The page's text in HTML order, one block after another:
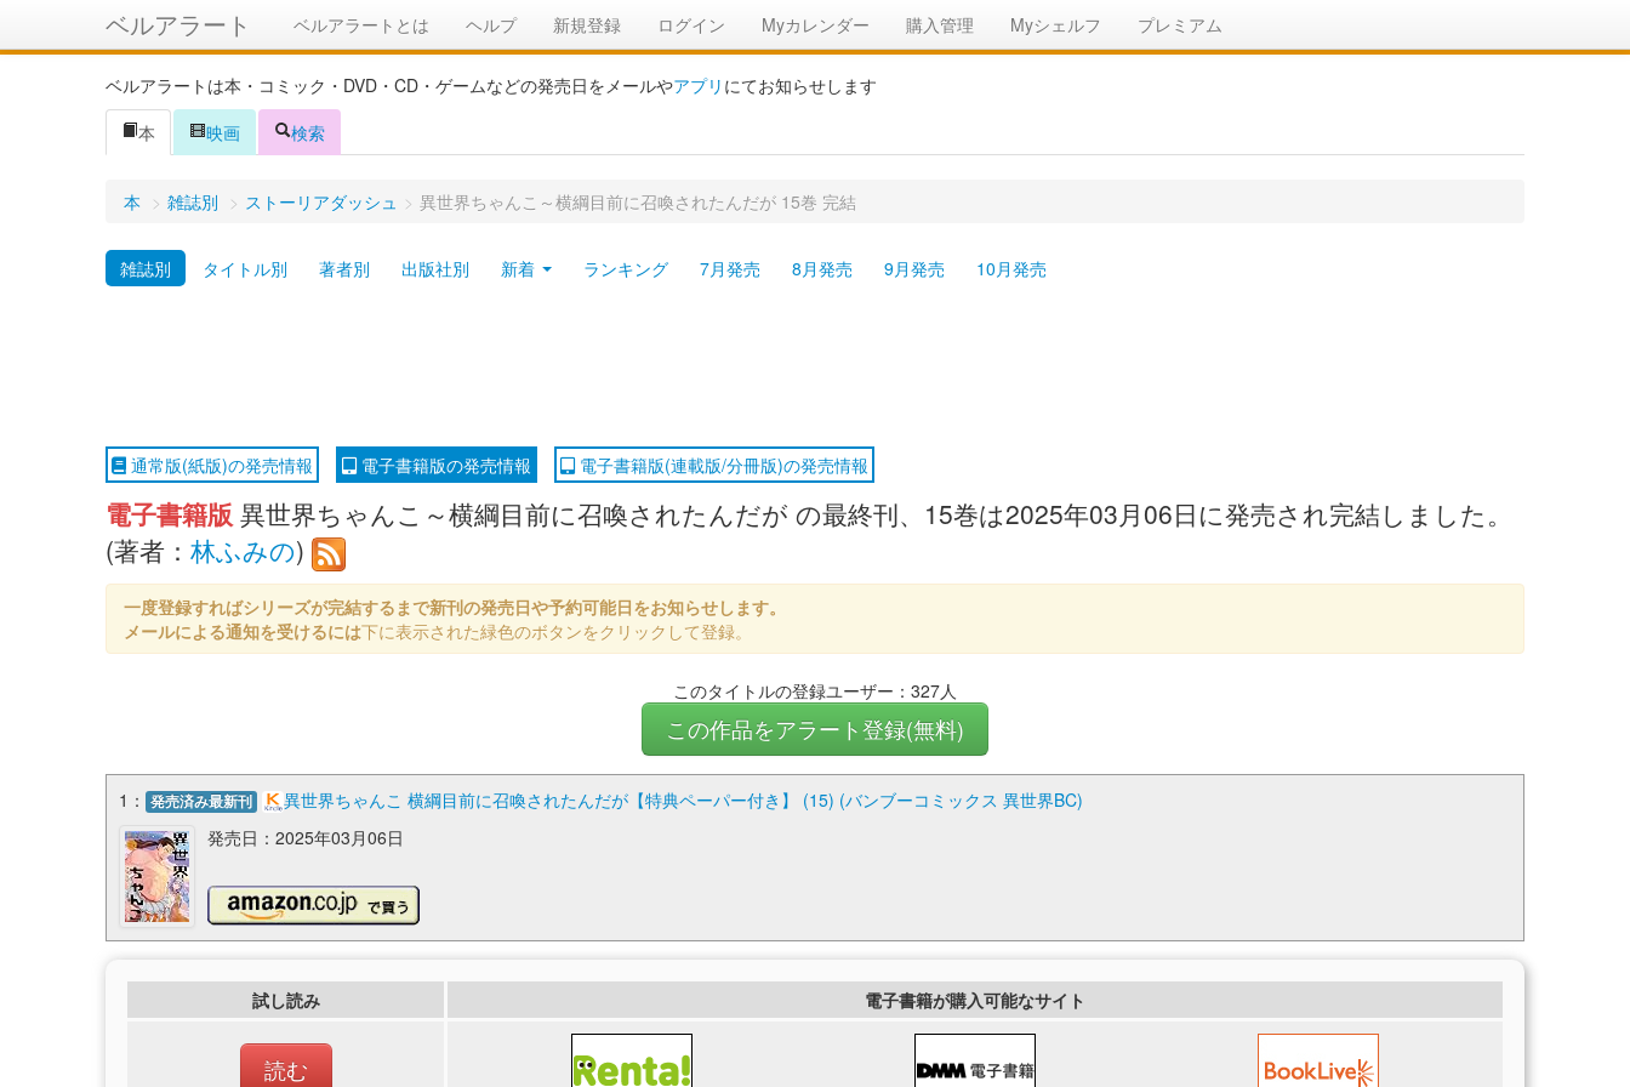
ベルアラート ベルアラートとは ヘルプ 新規登録 ログイン Myカレンダー 購入管理 Myシェルフ プレミアム
ベルアラートは本・コミック・DVD・CD・ゲームなどの発売日をメールやアプリ にてお知らせします
本
映画 検索
本 > 雑誌別 > ストーリアダッシュ > 異世界ちゃんこ～横綱目前に召喚されたんだが 15巻 完結
雑誌別 タイトル別 著者別 出版社別 新着 ランキング 7月発売 8月発売 9月発売 10月発売
通常版(紙版)の発売情報 電子書籍版の発売情報 電子書籍版(連載版/分冊版)の発売情報
電子書籍版 異世界ちゃんこ～横綱目前に召喚されたんだが の最終刊、15巻は2025年03月06日に発売され完結しました。
(著者： 林ふみの)
一度登録すればシリーズが完結するまで新刊の発売日や予約可能日をお知らせします。
メールによる通知を受けるには下に表示された緑色のボタンをクリックして登録。
このタイトルの登録ユーザー：327人
この作品をアラート登録(無料)
1： 発売済み最新刊
異世界ちゃんこ 横綱目前に召喚されたんだが【特典ペーパー付き】 (15) (バンブーコミックス 異世界BC)
発売日：2025年03月06日
試し読み 電子書籍が購入可能なサイト
読む